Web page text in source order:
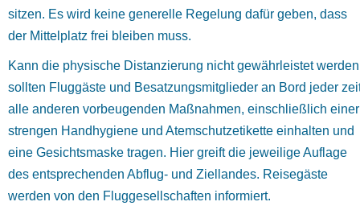
sitzen. Es wird keine generelle Regelung dafür geben, dass
der Mittelplatz frei bleiben muss.
Kann die physische Distanzierung nicht gewährleistet
sollten Fluggäste und Besatzungsmitglieder an Bord jeder
alle anderen vorbeugenden Maßnahmen, einschließlich einer
strengen Handhygiene und Atemschutzetikette einhalten und
eine Gesichtsmaske tragen. Hier greift die jeweilige Auflage
des entsprechenden Abflug- und Ziellandes. Reisegäste
werden von den Fluggesellschaften informiert.